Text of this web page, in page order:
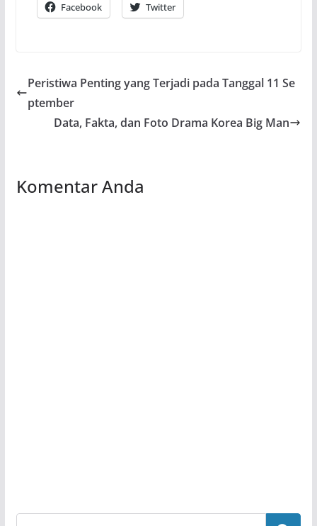
Facebook Twitter
Peristiwa Penting yang Terjadi pada Tanggal 11 Se
ptember
Data, Fakta, dan Foto Drama Korea Big Man
Komentar Anda